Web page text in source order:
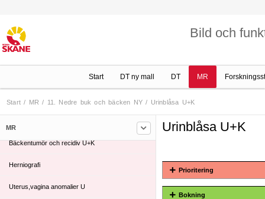
Bild och
Start DT ny mall DT MR
Start / MR / 11. Nedre buk och bäcken NY / Urinblåsa U+K
MR
7. Hjärta
10. Buk och övre buk NY
Bäckentumör och recidiv U+K
Herniografi
Uterus,vagina anomalier U
Urinblåsa U+K
Prioritering
Bokning